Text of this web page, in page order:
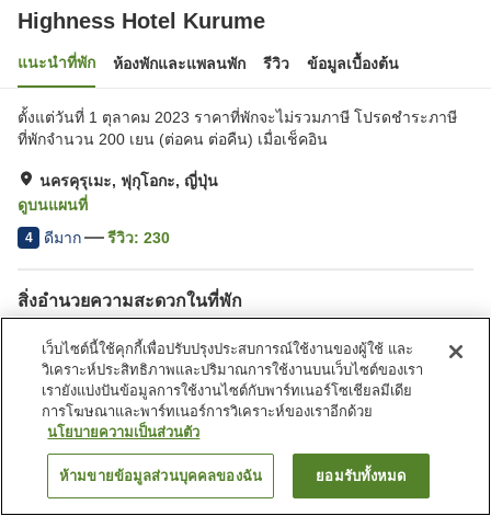
Highness Hotel Kurume
แนะนำที่พัก ห้องพักและแพลนพัก รีวิว ข้อมูลเบื้องต้น
ตั้งแต่วันที่ 1 ตุลาคม 2023 ราคาที่พักจะไม่รวมภาษี โปรดชำระภาษี
ที่พักจำนวน 200 เยน (ต่อคน ต่อคืน) เมื่อเช็คอิน
นครคุรุเมะ, ฟุกุโอกะ, ญี่ปุ่น
ดูบนแผนที่
4 ดีมาก รีวิว: 230
สิ่งอำนวยความสะดวกในที่พัก
ตู้จำหน่ายอัตโนมัติ
ห้องประชุม
หน้าแรก ญี่ปุ่น ฟุกุโอกะ นครคุรุเมะ Highness Hotel Kurume
ค้นหาห้องพัก
เว็บไซต์นี้ใช้คุกกี้เพื่อปรับปรุงประสบการณ์ใช้งานของผู้ใช้ และ
วิเคราะห์ประสิทธิภาพและปริมาณการใช้งานบนเว็บไซต์ของเรา
เรายังแบ่งปันข้อมูลการใช้งานไซต์กับพาร์ทเนอร์โซเชียลมีเดีย
การโฆษณาและพาร์ทเนอร์การวิเคราะห์ของเราอีกด้วย
นโยบายความเป็นส่วนตัว
ห้ามขายข้อมูลส่วนบุคคลของฉัน ยอมรับทั้งหมด